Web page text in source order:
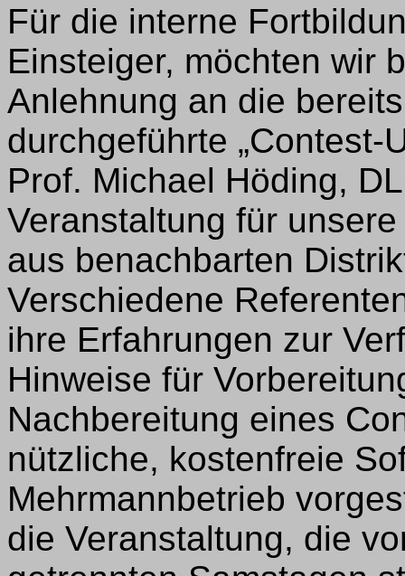
Für die interne
Einsteiger, möchten wir
Anlehnung an die
durchgeführte „Contest-
Prof. Michael Höding,
Veranstaltung für
aus benachbarten
Verschiedene
ihre Erfahrungen zur
Hinweise für
Nachbereitung eines
nützliche, kostenfreie
Mehrmannbetrieb
die Veranstaltung, die